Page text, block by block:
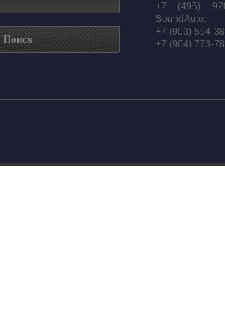
+7 (495)
SoundAuto.
+7 (903) 594-
+7 (964) 773-